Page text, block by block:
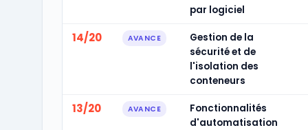
par logiciel
14/20 AVANCE
Gestion de la
sécurité et de
l'isolation des
conteneurs
13/20 AVANCE
Fonctionnalités
d'automatisation